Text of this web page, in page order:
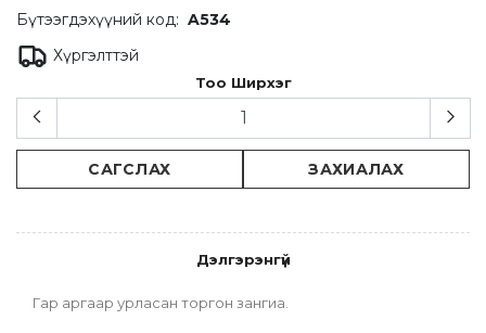
Бүтээгдэхүүний код: A534
Хүргэлттэй
Тоо Ширхэг
САГСЛАХ ЗАХИАЛАХ
Дэлгэрэнгүй
Гар аргаар урласан торгон зангиа.